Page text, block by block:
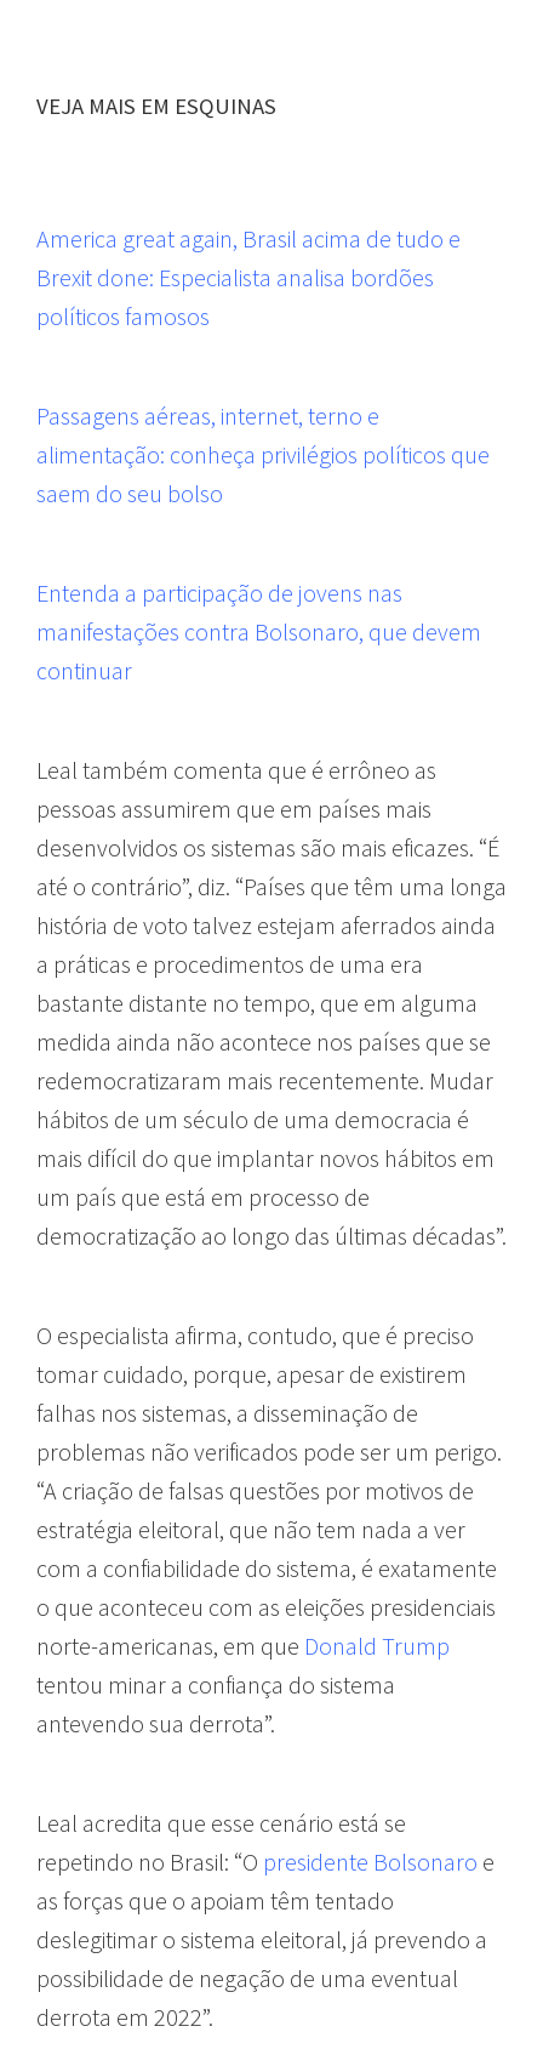
VEJA MAIS EM ESQUINAS
America great again, Brasil acima de tudo e
Brexit done: Especialista analisa bordões
políticos famosos
Passagens aéreas, internet, terno e
alimentação: conheça privilégios políticos que
saem do seu bolso
Entenda a participação de jovens nas
manifestações contra Bolsonaro, que devem
continuar
Leal também comenta que é errôneo as
pessoas assumirem que em países mais
desenvolvidos os sistemas são mais eficazes. “É
até o contrário”, diz. “Países que têm uma longa
história de voto talvez estejam aferrados ainda
a práticas e procedimentos de uma era
bastante distante no tempo, que em alguma
medida ainda não acontece nos países que se
redemocratizaram mais recentemente. Mudar
hábitos de um século de uma democracia é
mais difícil do que implantar novos hábitos em
um país que está em processo de
democratização ao longo das últimas décadas”.
O especialista afirma, contudo, que é preciso
tomar cuidado, porque, apesar de existirem
falhas nos sistemas, a disseminação de
problemas não verificados pode ser um perigo.
“A criação de falsas questões por motivos de
estratégia eleitoral, que não tem nada a ver
com a confiabilidade do sistema, é exatamente
o que aconteceu com as eleições presidenciais
norte-americanas, em que Donald Trump
tentou minar a confiança do sistema
antevendo sua derrota”.
Leal acredita que esse cenário está se
repetindo no Brasil: “O presidente Bolsonaro e
as forças que o apoiam têm tentado
deslegitimar o sistema eleitoral, já prevendo a
possibilidade de negação de uma eventual
derrota em 2022”.